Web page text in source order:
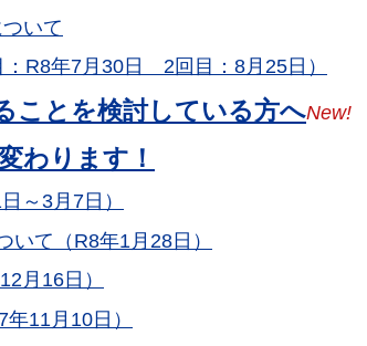
いて
R8年7月30日 2回目：8月25日）
ことを検討している方へNew!
わります！
～3月7日）
て（R8年1月28日）
月16日）
11月10日）